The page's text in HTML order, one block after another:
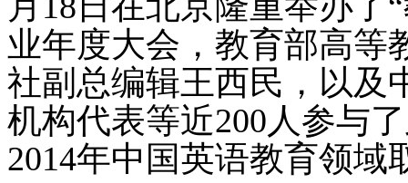
业年度大会，教育部高等
社副总编辑王西民，以及
机构代表等近200人参与
2014年中国英语教育领域